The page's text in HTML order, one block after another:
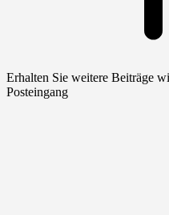
Erhalten Sie weitere Beiträge
Posteingang